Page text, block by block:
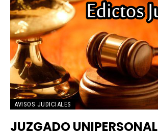
AVISOS JUDICIALES
JUZGADO UNIPERSONAL